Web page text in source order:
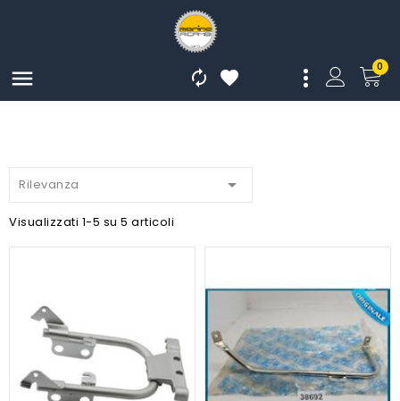
 0


Rilevanza 
Visualizzati 1-5 su 5 articoli